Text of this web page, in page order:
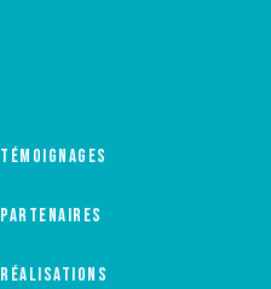
Témoignages
Partenaires
Réalisations